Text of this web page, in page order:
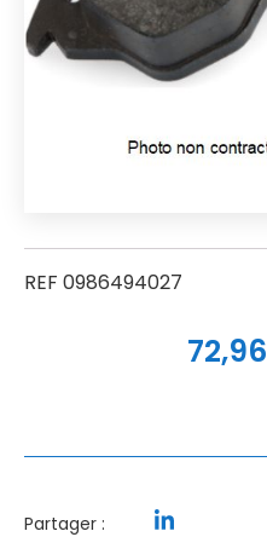
REF 0986494027
72,96
Partager :